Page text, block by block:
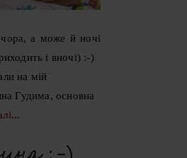
а може й ночі
і вночі) :-)
на мій
Гудима, основна